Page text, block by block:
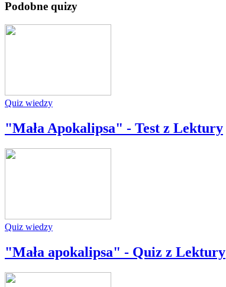
Podobne quizy
Quiz wiedzy
"Mała Apokalipsa" - Test z Lektury
Quiz wiedzy
"Mała apokalipsa" - Quiz z Lektury